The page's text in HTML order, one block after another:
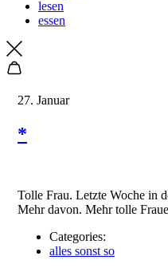
lesen
essen
27. Januar
*
Tolle Frau. Letzte Woche in
Mehr davon. Mehr tolle
Categories:
alles sonst so